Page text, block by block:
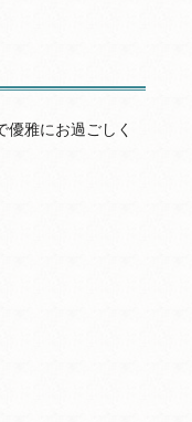
雅にお過ごしく